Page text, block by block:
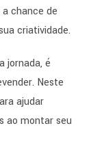
chance de
criatividade.
jornada, é
Neste
ajudar
ao montar seu